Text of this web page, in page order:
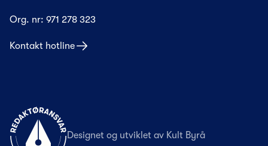
Org. nr: 971 278 323
Kontakt hotline
Til forsiden
Designet og utviklet av Kult Byrå